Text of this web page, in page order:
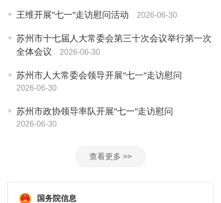
王维开展"七一"走访慰问活动 2026-06-30
苏州市十七届人大常委会第三十次会议举行第一次
全体会议
2026-06-30
苏州市人大常委会领导开展"七一"走访慰问
2026-06-30
苏州市政协领导率队开展"七一"走访慰问
2026-06-30
查看更多 >>
国务院信息